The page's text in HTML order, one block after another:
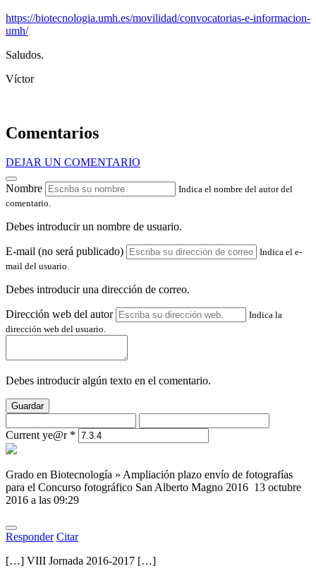
https://biotecnologia.umh.es/movilidad/convocatorias-e-informacion-
umh/
Saludos.
Víctor
Comentarios
DEJAR UN COMENTARIO
Nombre
Indica el nombre del autor del
comentario.
Debes introducir un nombre de usuario.
E-mail (no será publicado)
Indica el e-
mail del usuario.
Debes introducir una dirección de correo.
Dirección web del autor
Indica la
dirección web del usuario.
Debes introducir algún texto en el comentario.
Guardar
Current ye@r *
Grado en Biotecnología » Ampliación plazo envío de fotografías
para el Concurso fotográfico San Alberto Magno 2016 13 octubre
2016 a las 09:29
Responder Citar
[…] VIII Jornada 2016-2017 […]